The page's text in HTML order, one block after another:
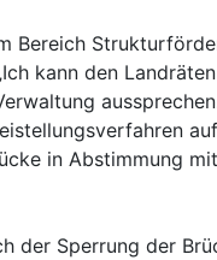
Bereich
kann den
in Abstimmung
der Sperrung der